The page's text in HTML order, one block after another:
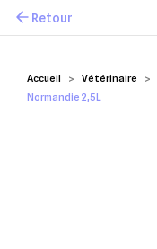
Mes favoris
Accueil Vétérinaire
Normandie 2,5L
Retour